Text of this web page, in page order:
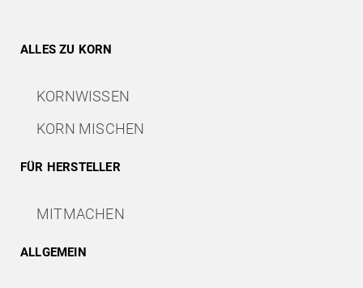
ALLES ZU KORN
KORNWISSEN
KORN MISCHEN
FÜR HERSTELLER
MITMACHEN
ALLGEMEIN